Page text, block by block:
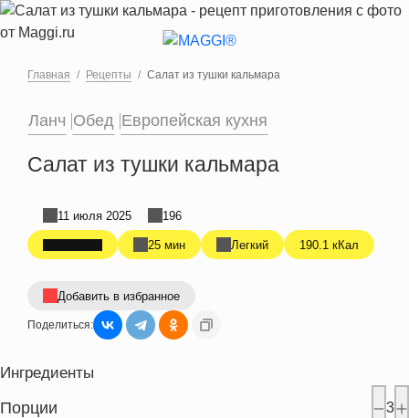
Перейти к основному содержанию
Главная Рецепты Салат из тушки кальмара
Ланч Обед Европейская кухня
Салат из тушки кальмара
25 мин Легкий 190.1 кКал
11 июля 2025 196
Добавить в избранное
Поделиться:
Ингредиенты
Порции 3